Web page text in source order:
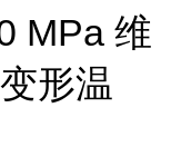
MPa 维
形温